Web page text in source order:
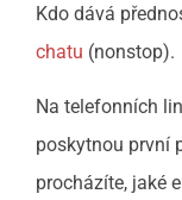
Kdo dává
chatu (nonstop).
Na telefonních
poskytnou první
procházíte, jaké